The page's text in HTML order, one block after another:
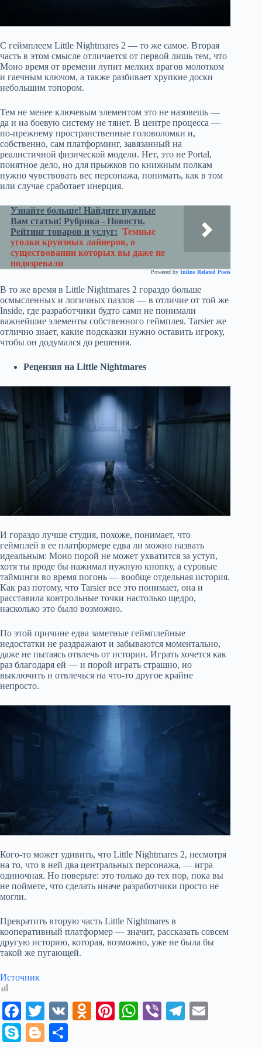
С геймплеем Little Nightmares 2 — то же самое. Вторая
часть в этом смысле отличается от первой лишь тем, что
Моно время от времени лупит мелких врагов молотком
и гаечным ключом, а также разбивает хрупкие доски
небольшим топором.
Тем не менее ключевым элементом это не назовешь —
да и на боевую систему не тянет. В центре процесса —
по-прежнему пространственные головоломки и,
собственно, сам платформинг, завязанный на
реалистичной физической модели. Нет, это не Portal,
понятное дело, но для прыжков по книжным полкам
нужно чувствовать вес персонажа, понимать, как в том
или случае сработает инерция.
Узнайте больше! Найдите нужные
Вам статьи! Рубрика - Новости.
Рейтинг товаров и услуг: Темные
уголки круизных лайнеров, о
существовании которых вы даже не
подозревали
Powered by Inline Related Posts
В то же время в Little Nightmares 2 гораздо больше
осмысленных и логичных пазлов — в отличие от той же
Inside, где разработчики будто сами не понимали
важнейшие элементы собственного геймплея. Tarsier же
отлично знает, какие подсказки нужно оставить игроку,
чтобы он додумался до решения.
Рецензия на Little Nightmares
И гораздо лучше студия, похоже, понимает, что
геймплей в ее платформере едва ли можно назвать
идеальным: Моно порой не может ухватится за уступ,
хотя ты вроде бы нажимал нужную кнопку, а суровые
тайминги во время погонь — вообще отдельная история.
Как раз потому, что Tarsier все это понимает, она и
расставила контрольные точки настолько щедро,
насколько это было возможно.
По этой причине едва заметные геймплейные
недостатки не раздражают и забываются моментально,
даже не пытаясь отвлечь от истории. Играть хочется как
раз благодаря ей — и порой играть страшно, но
выключить и отвлечься на что-то другое крайне
непросто.
Кого-то может удивить, что Little Nightmares 2, несмотря
на то, что в ней два центральных персонажа, — игра
одиночная. Но поверьте: это только до тех пор, пока вы
не поймете, что сделать иначе разработчики просто не
могли.
Превратить вторую часть Little Nightmares в
кооперативный платформер — значит, рассказать совсем
другую историю, которая, возможно, уже не была бы
такой же пугающей.
Источник
Fa
ce
T
wi
V
O
Pi
W
Vi
Te
S
Bl